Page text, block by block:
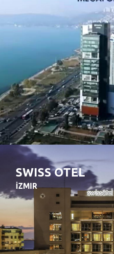
SWISS OTEL
İZMIR